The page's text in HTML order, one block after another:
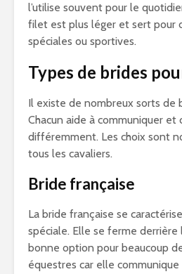
l’utilise souvent pour le
filet est plus léger et sert pour
spéciales ou sportives.
Types de brides
Il existe de nombreux sorts de
Chacun aide à communiquer
différemment. Les choix sont
tous les cavaliers.
Bride française
La bride française se
spéciale. Elle se ferme derrière
bonne option pour beaucoup
équestres car elle communique